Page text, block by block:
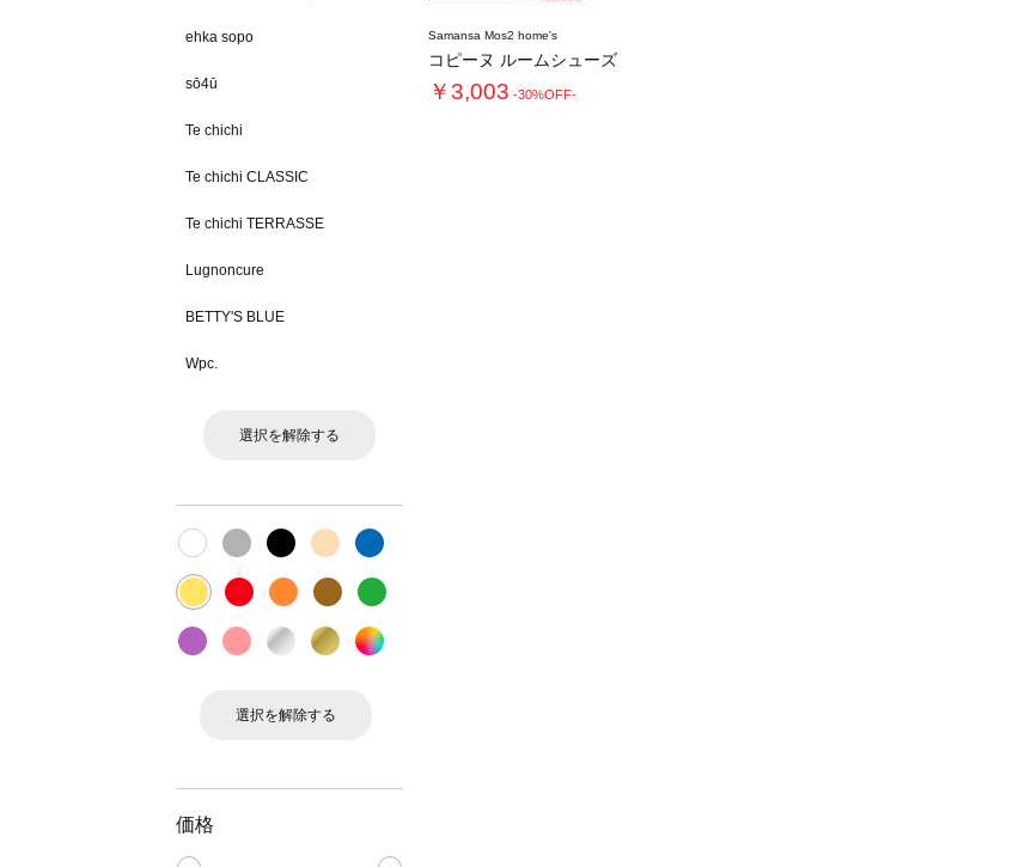
ehka sopo
sō4ū
Te chichi
Te chichi CLASSIC
Te chichi TERRASSE
Lugnoncure
BETTY'S BLUE
Wpc.
選択を解除する
選択を解除する
価格
Samansa Mos2 home's
コピーヌ ルームシューズ
￥3,003 -30%OFF-